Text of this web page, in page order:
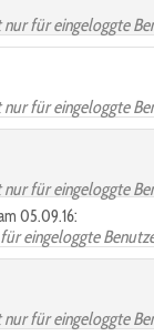
für eingeloggte
für eingeloggte
für eingeloggte
05.09.16:
eingeloggte
für eingeloggte